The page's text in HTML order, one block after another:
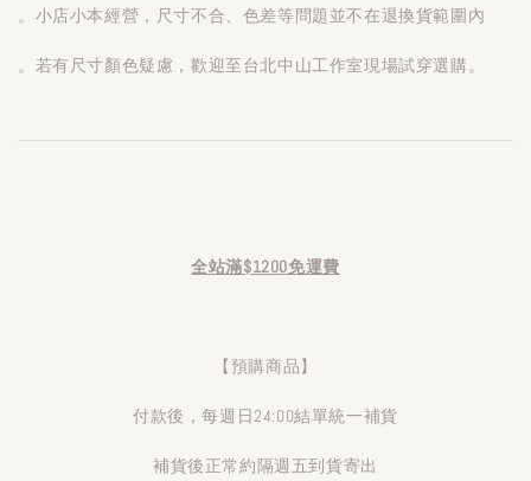
。小店小本經營，尺寸不合、色差等問題並不在退換貨範圍內
。若有尺寸顏色疑慮，歡迎至台北中山工作室現場試穿選購。
全站滿$1200免運費
【預購商品】
付款後，每週日24:00結單統一補貨
補貨後正常約隔週五到貨寄出